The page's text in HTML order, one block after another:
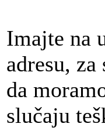
Imajte na
adresu,
da
slučaju